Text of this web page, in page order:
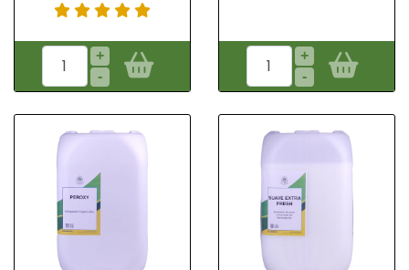
+
-
+
-